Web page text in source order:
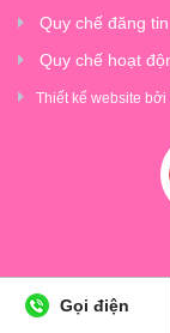
Gọi điện
Quy chế đăng tin
Quy chế hoạt
Thiết kế website bởi